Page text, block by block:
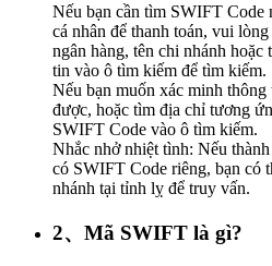
Nếu bạn cần tìm SWIFT Code
cá nhân để thanh toán, vui
ngân hàng, tên chi nhánh hoặc
tin vào ô tìm kiếm để tìm kiếm.
Nếu bạn muốn xác minh
được, hoặc tìm địa chỉ tương
SWIFT Code vào ô tìm kiếm.
Nhắc nhở nhiệt tình: Nếu
có SWIFT Code riêng, bạn có
nhánh tại tỉnh lỵ để truy vấn.
2、Mã SWIFT là gì?